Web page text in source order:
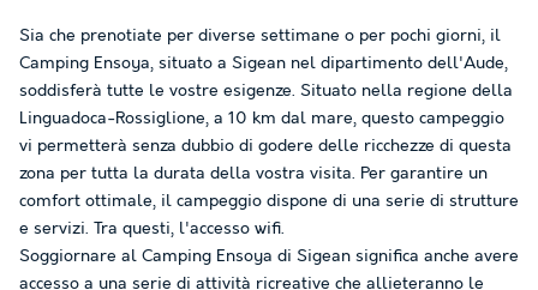
Sia che prenotiate per diverse settimane o per pochi giorni, il
Camping Ensoya, situato a Sigean nel dipartimento dell'Aude,
soddisferà tutte le vostre esigenze. Situato nella regione della
Linguadoca-Rossiglione, a 10 km dal mare, questo campeggio
vi permetterà senza dubbio di godere delle ricchezze di questa
zona per tutta la durata della vostra visita. Per garantire un
comfort ottimale, il campeggio dispone di una serie di strutture
e servizi. Tra questi, l'accesso wifi.
Soggiornare al Camping Ensoya di Sigean significa anche avere
accesso a una serie di attività ricreative che allieteranno le